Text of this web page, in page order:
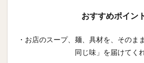
おすすめポイン
・お店のスープ、麺、具材を、そのま
同じ味」を届けてく